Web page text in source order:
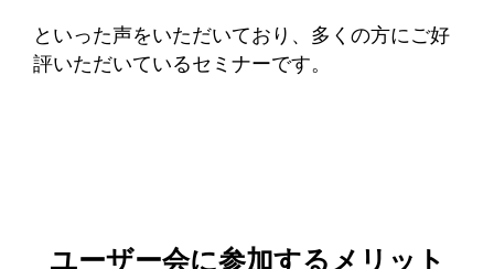
といった声をいただいており、多くの方にご好
評いただいているセミナーです。
ユーザー会に参加するメリット